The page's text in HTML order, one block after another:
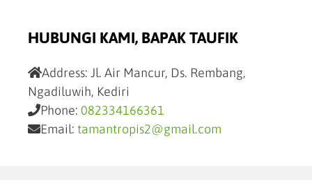
HUBUNGI KAMI, BAPAK TAUFIK
Address: Jl. Air Mancur, Ds. Rembang,
Ngadiluwih, Kediri
Phone: 082334166361
Email: tamantropis2@gmail.com